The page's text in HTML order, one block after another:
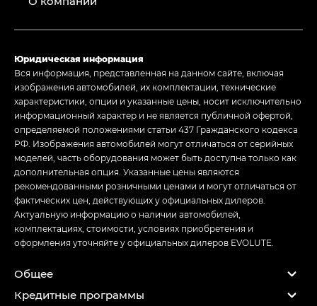
Юридическая информация
Вся информация, представленная на данном сайте, включая
изображения автомобилей, их комплектации, технические
характеристики, опции и указанные цены, носит исключительно
информационный характер и не является публичной офертой,
определяемой положениями статьи 437 Гражданского кодекса
РФ. Изображения автомобилей могут отличаться от серийных
моделей, часть оборудования может быть доступна только как
дополнительная опция. Указанные цены являются
рекомендованными розничными ценами и могут отличаться от
фактических цен, действующих у официальных дилеров.
Актуальную информацию о наличии автомобилей,
комплектациях, стоимости, условиях приобретения и
оформления уточняйте у официальных дилеров EVOLUTE.
Общее
Кредитные программы